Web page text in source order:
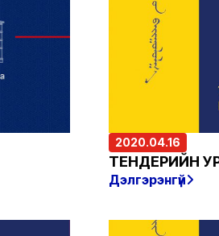
2020.04.16
ТЕНДЕРИЙН
Дэлгэрэнгүй